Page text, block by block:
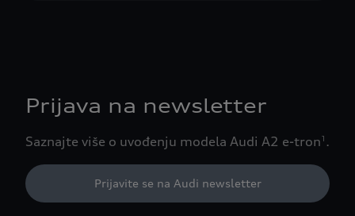
Prijava na newsletter
Saznajte više o uvođenju modela Audi A2 e-tron1 .
Prijavite se na Audi newsletter